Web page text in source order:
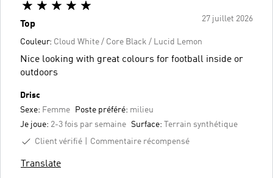
27 juillet 2026
Top
Couleur: Cloud White / Core Black / Lucid Lemon
Nice looking with great colours for football inside or
outdoors
Drisc
Sexe: Femme Poste préféré: milieu
Je joue: 2-3 fois par semaine Surface: Terrain synthétique
Client vérifié
Commentaire récompensé
Translate